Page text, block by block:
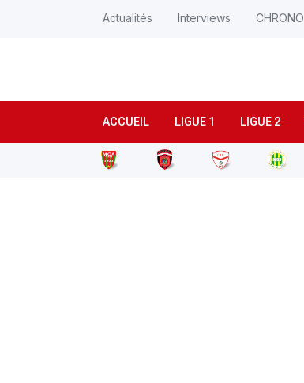
ACCUEIL LIGUE 1 LIGUE 2
Actualités Interviews CHRONO